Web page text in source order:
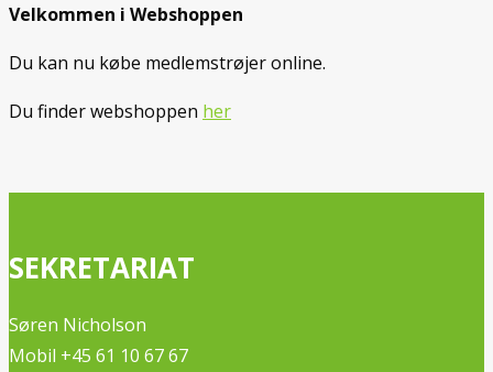
Velkommen i Webshoppen
Du kan nu købe medlemstrøjer online.
Du finder webshoppen her
SEKRETARIAT
Søren Nicholson
Mobil +45 61 10 67 67